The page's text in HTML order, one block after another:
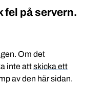
fel på servern.
Om det
inte attskicka ett
av den här sidan.